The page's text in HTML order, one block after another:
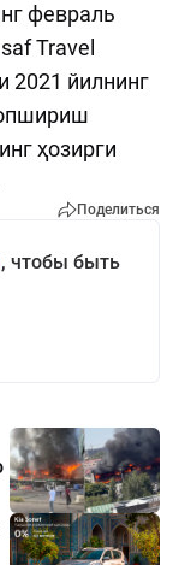
февраль
Travel
2021 йилнинг
ҳозирги
Поделиться
, чтобы быть